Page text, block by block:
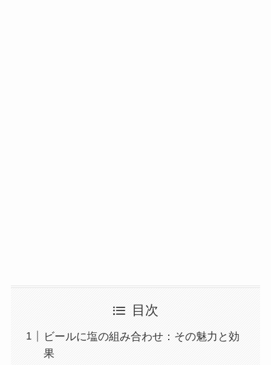
目次
ビールに塩の組み合わせ：その魅力と効
果